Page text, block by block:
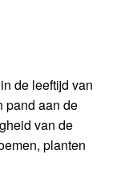
de leeftijd van
pand aan de
van de
planten